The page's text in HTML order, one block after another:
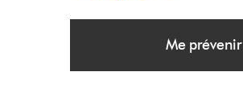
Me prévenir